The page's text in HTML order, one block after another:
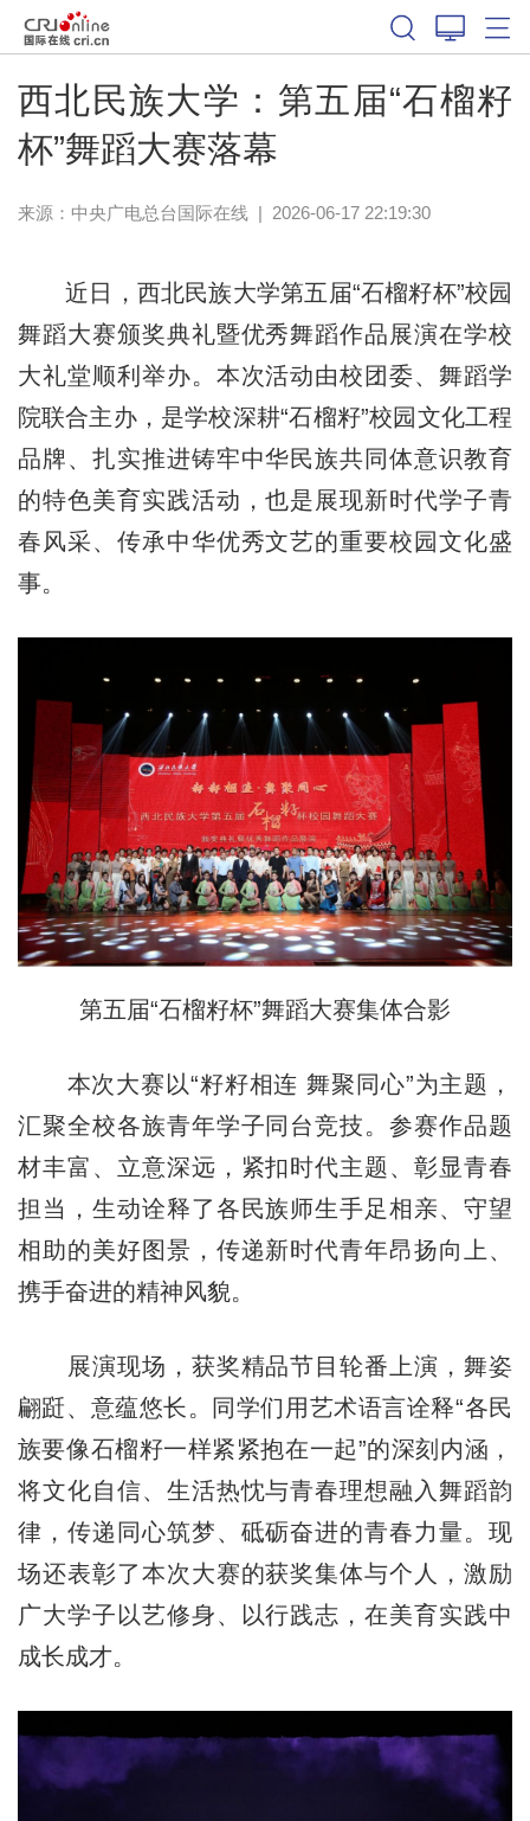
西北民族大学：第五届“石榴籽
杯”舞蹈大赛落幕
来源：中央广电总台国际在线| 2026-06-17 22:19:30
近日，西北民族大学第五届“石榴籽杯”校园
舞蹈大赛颁奖典礼暨优秀舞蹈作品展演在学校
大礼堂顺利举办。本次活动由校团委、舞蹈学
院联合主办，是学校深耕“石榴籽”校园文化工程
品牌、扎实推进铸牢中华民族共同体意识教育
的特色美育实践活动，也是展现新时代学子青
春风采、传承中华优秀文艺的重要校园文化盛
事。
第五届“石榴籽杯”舞蹈大赛集体合影
本次大赛以“籽籽相连 舞聚同心”为主题，
汇聚全校各族青年学子同台竞技。参赛作品题
材丰富、立意深远，紧扣时代主题、彰显青春
担当，生动诠释了各民族师生手足相亲、守望
相助的美好图景，传递新时代青年昂扬向上、
携手奋进的精神风貌。
展演现场，获奖精品节目轮番上演，舞姿
翩跹、意蕴悠长。同学们用艺术语言诠释“各民
族要像石榴籽一样紧紧抱在一起”的深刻内涵，
将文化自信、生活热忱与青春理想融入舞蹈韵
律，传递同心筑梦、砥砺奋进的青春力量。现
场还表彰了本次大赛的获奖集体与个人，激励
广大学子以艺修身、以行践志，在美育实践中
成长成才。